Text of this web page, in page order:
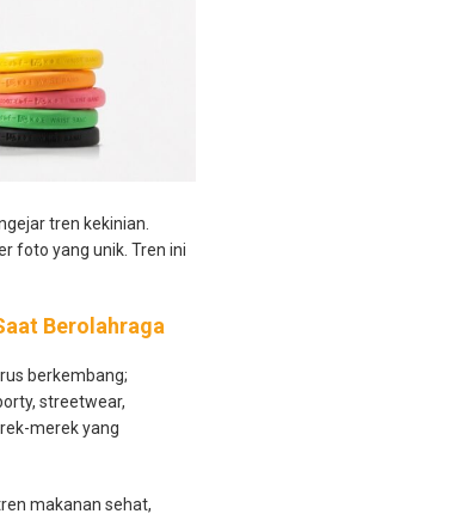
tren kekinian.
foto yang unik. Tren ini
Berolahraga
berkembang;
streetwear,
merek yang
makanan sehat,